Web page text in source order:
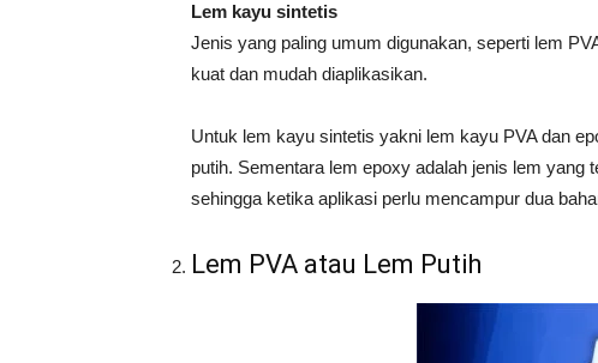
Lem kayu sintetis
Jenis yang paling umum digunakan, seperti lem
kuat dan mudah diaplikasikan.
Untuk lem kayu sintetis yakni lem kayu PVA dan
putih. Sementara lem epoxy adalah jenis lem yang
sehingga ketika aplikasi perlu mencampur dua
Lem PVA atau Lem Putih